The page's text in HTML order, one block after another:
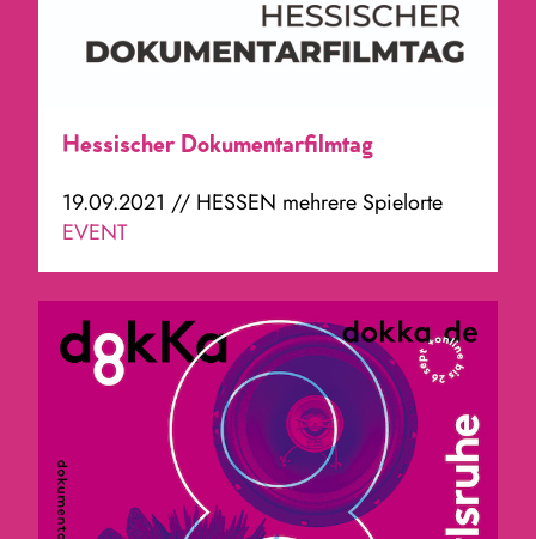
Hessischer Dokumentarfilmtag
19.09.2021 // HESSEN mehrere Spielorte
EVENT